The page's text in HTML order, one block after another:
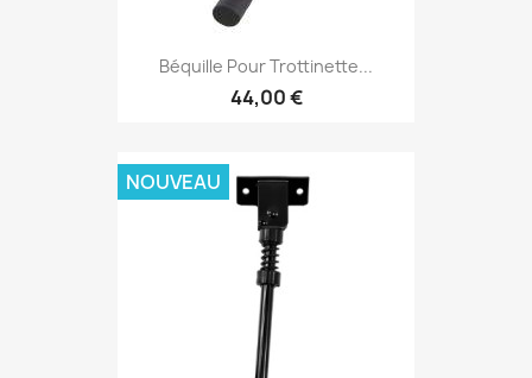
Béquille Pour Trottinette...
44,00 €
NOUVEAU